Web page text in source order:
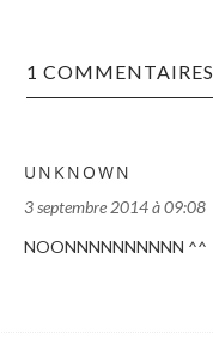
1 COMMENTAIRES
UNKNOWN
3 septembre 2014 à 09:08
NOONNNNNNNNNN ^^